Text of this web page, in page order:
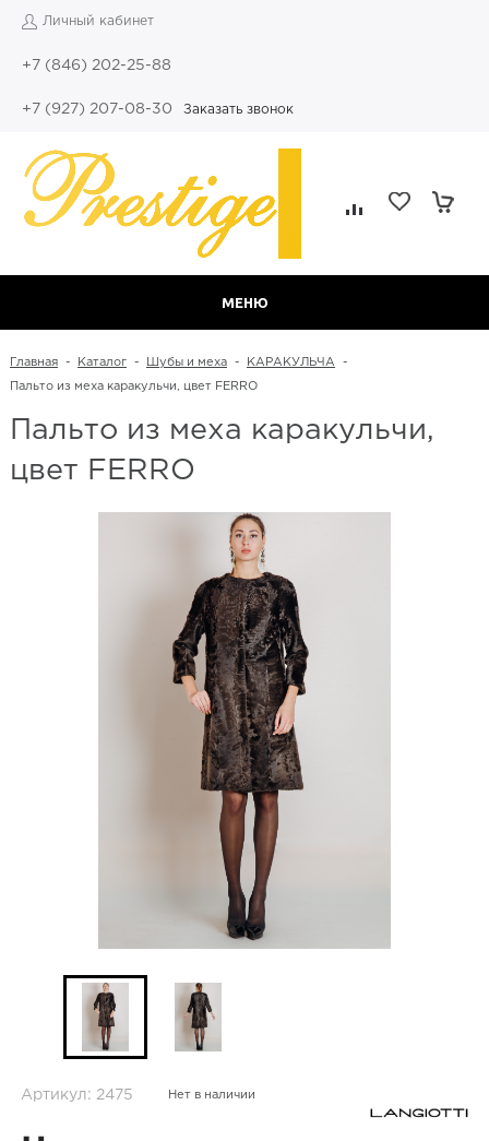
Личный кабинет
+7 (846) 202-25-88
+7 (927) 207-08-30 Заказать звонок
МЕНЮ
Главная - Каталог - Шубы и меха - КАРАКУЛЬЧА -
Пальто из меха каракульчи, цвет FERRO
Пальто из меха каракульчи,
цвет FERRO
Артикул: 2475 Нет в наличии